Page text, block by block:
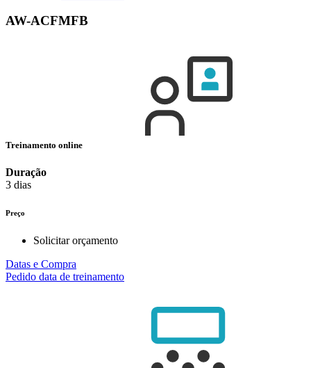
AW-ACFMFB
Treinamento online
Duração
3 dias
Preço
Solicitar orçamento
Datas e Compra
Pedido data de treinamento